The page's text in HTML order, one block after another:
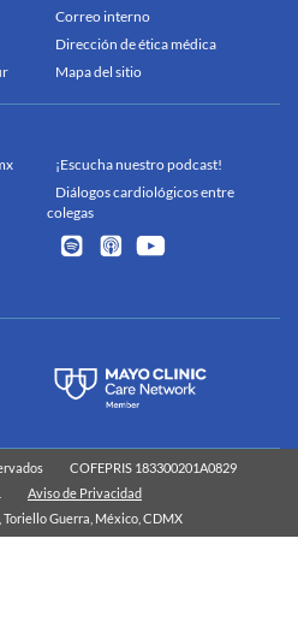
Correo interno
Dirección de ética médica
Mapa del sitio
¡Escucha nuestro podcast!
Diálogos cardiológicos entre
colegas
COFEPRIS 183300201A0829
Aviso de Privacidad
Toriello Guerra, México, CDMX